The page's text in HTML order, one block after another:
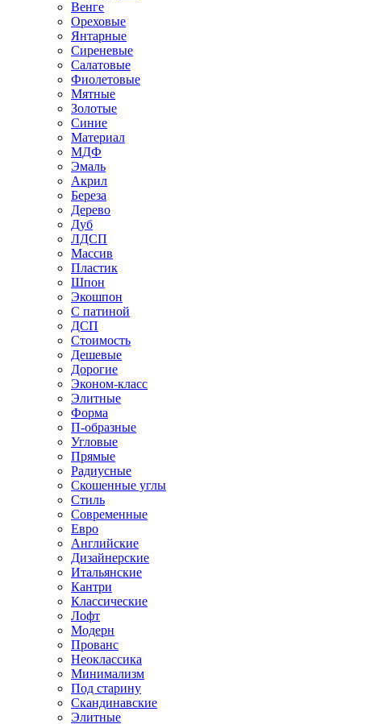
Венге
Ореховые
Янтарные
Сиреневые
Салатовые
Фиолетовые
Мятные
Золотые
Синие
Материал
МДФ
Эмаль
Акрил
Береза
Дерево
Дуб
ЛДСП
Массив
Пластик
Шпон
Экошпон
С патиной
ДСП
Стоимость
Дешевые
Дорогие
Эконом-класс
Элитные
Форма
П-образные
Угловые
Прямые
Радиусные
Скошенные углы
Стиль
Современные
Евро
Английские
Дизайнерские
Итальянские
Кантри
Классические
Лофт
Модерн
Прованс
Неоклассика
Минимализм
Под старину
Скандинавские
Элитные